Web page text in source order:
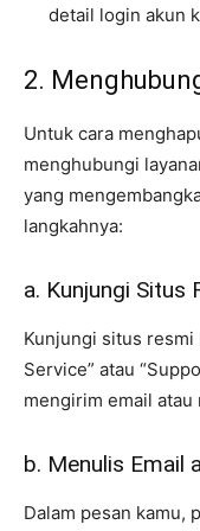
detail login akun
2.
Untuk cara
menghubungi
yang
langkahnya:
a. Kunjungi Situs
Kunjungi situs resmi
Service” atau
mengirim email
b. Menulis Email
Dalam pesan kamu,